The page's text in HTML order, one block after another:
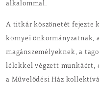
alkalommal.
A titkár köszönetét fejezte
környei önkormányzatnak,
magánszemélyeknek, a
lélekkel végzett munkáért,
a Művelődési Ház